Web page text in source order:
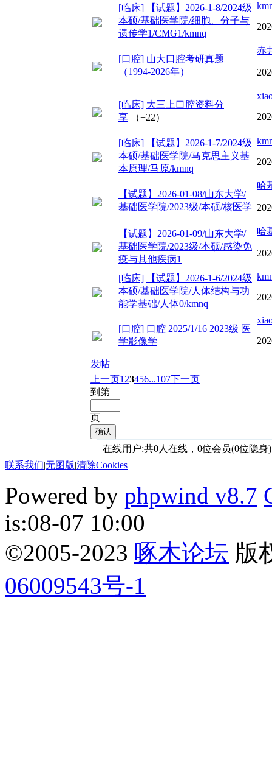
[临床]
【试题】2026-1-8/2024级
本硕/基础医学院/细胞、分子与
遗传学1/CMG1/kmnq
[口腔] 山大口腔考研真题
（1994-2026年）
赤
[临床] 大三上口腔资料分
享
（+22）
[临床]
【试题】2026-1-7/2024级
本硕/基础医学院/马克思主义基
本原理/马原/kmnq
【试题】2026-01-08/山东大学/
基础医学院/2023级/本硕/核医学
哈
【试题】2026-01-09/山东大学/
基础医学院/2023级/本硕/感染免
疫与其他疾病1
哈
[临床]
【试题】2026-1-6/2024级
本硕/基础医学院/人体结构与功
能学基础/人体0/kmnq
[口腔] 口腔 2025/1/16 2023级 医
学影像学
发帖
上一页1 23456...107下一页
到第
页
确认
在线用户:共0人在线，0位会员(0位隐身)
联系我们|无图版|清除Cookies
Powered by phpwind v8.7
is:08-07 10:00
©2005-2023 啄木论坛 版
06009543号-1